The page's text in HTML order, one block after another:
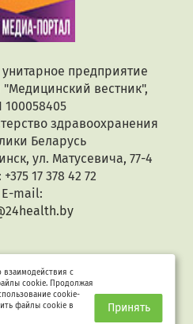
предприятие
"Медицинский вестник",
здравоохранения
Беларусь
ул. Матусевича, 77-4
17 378 42 72
E-mail:
текстов активная
материалы защищены законом
праве и смежных правах».
взаимодействия с
cookie. Продолжая
cookie-
файлы cookie в
Принять